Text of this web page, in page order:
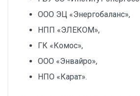
ООО ЭЦ «Энергобаланс»,
НПП «ЭЛЕКОМ»,
ГК «Комос»,
ООО «Энвайро»,
НПО «Карат».